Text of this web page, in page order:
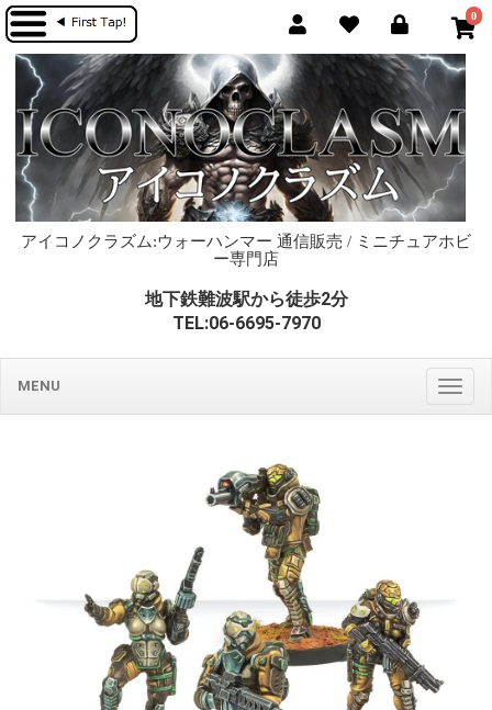
0
アイコノクラズム:ウォーハンマー 通信販売 / ミニチュアホビ
ー専門店
地下鉄難波駅から徒歩2分
TEL:06-6695-7970
MENU